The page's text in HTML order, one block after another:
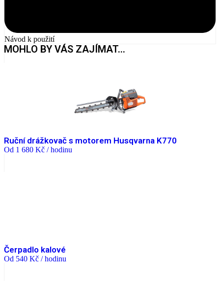
Návod k použití
MOHLO BY VÁS ZAJÍMAT...
Ruční drážkovač s motorem Husqvarna K770
Od 1 680 Kč / hodinu
Čerpadlo kalové
Od 540 Kč / hodinu